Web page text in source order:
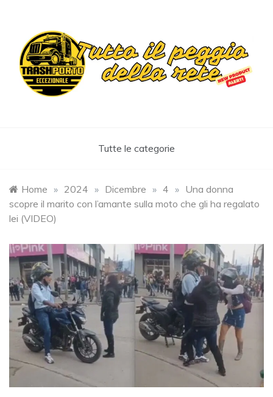
content
Tutte le categorie
Home » 2024 » Dicembre » 4 » Una donna
scopre il marito con l’amante sulla moto che gli ha regalato
lei (VIDEO)